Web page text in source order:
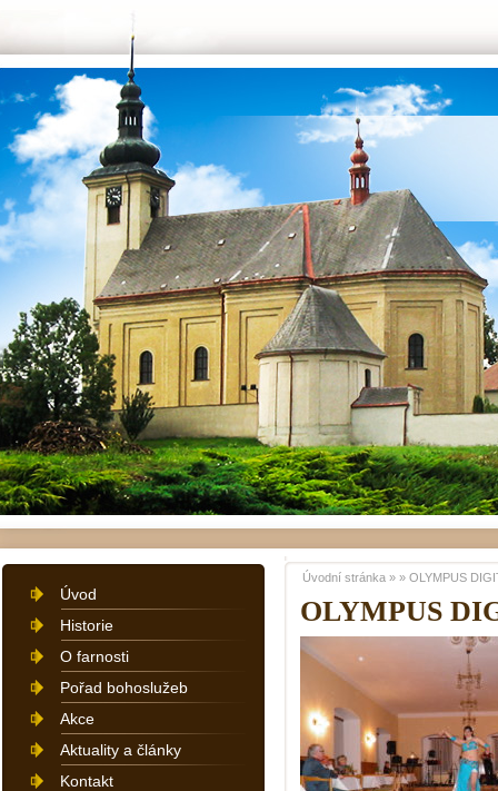
OLYMPUS
Úvodní stránka » » OLYMPUS
Úvod
Historie
O farnosti
Pořad bohoslužeb
Akce
Aktuality a články
Kontakt